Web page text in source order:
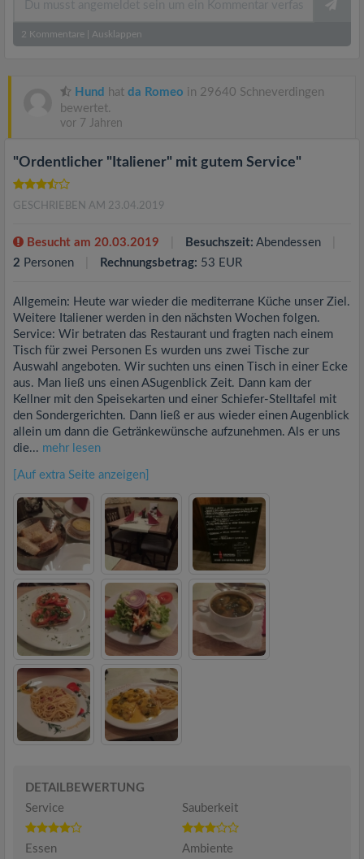
2 Kommentare Ausklappen
Hund hat da Romeo in 29640 Schneverdingen
bewertet.
vor 7 Jahren
"Ordentlicher "Italiener" mit gutem Service"
GESCHRIEBEN AM 23.04.2019
Besucht am 20.03.2019 Besuchszeit: Abendessen
2 Personen Rechnungsbetrag: 53 EUR
Allgemein: Heute war wieder die mediterrane Küche unser Ziel.
Weitere Italiener werden in den nächsten Wochen folgen.
Service: Wir betraten das Restaurant und fragten nach einem
Tisch für zwei Personen Es wurden uns zwei Tische zur
Auswahl angeboten. Wir suchten uns einen Tisch in einer Ecke
aus. Man ließ uns einen ASugenblick Zeit. Dann kam der
Kellner mit den Speisekarten und einer Schiefer-Stelltafel mit
den Sondergerichten. Dann ließ er aus wieder einen Augenblick
allein um dann die Getränkewünsche aufzunehmen. Als er uns
die... mehr lesen
[Auf extra Seite anzeigen]
DETAILBEWERTUNG
Service
Sauberkeit
Essen Ambiente